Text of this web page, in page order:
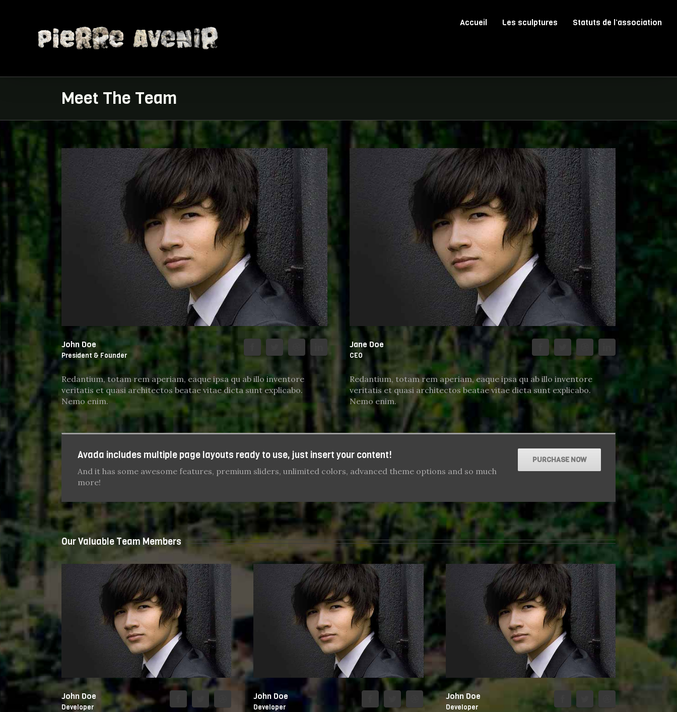
Accueil Les sculptures Statuts de l’association
Meet The Team
John Doe
President & Founder
Redantium, totam rem aperiam, eaque ipsa qu ab illo inventore
veritatis et quasi architectos beatae vitae dicta sunt explicabo.
Nemo enim.
Jane Doe
CEO
Redantium, totam rem aperiam, eaque ipsa qu ab illo inventore
veritatis et quasi architectos beatae vitae dicta sunt explicabo.
Nemo enim.
PURCHASE NOW
Avada includes multiple page layouts ready to use, just insert your content!
And it has some awesome features, premium sliders, unlimited colors, advanced theme options and so much
more!
Our Valuable Team Members
John Doe
Developer
John Doe
Developer
John Doe
Developer